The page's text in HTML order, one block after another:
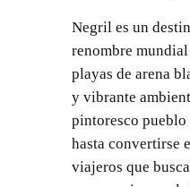
Negril es un
renombre
playas de arena
y vibrante
pintoresco pueblo
hasta convertirse
viajeros que